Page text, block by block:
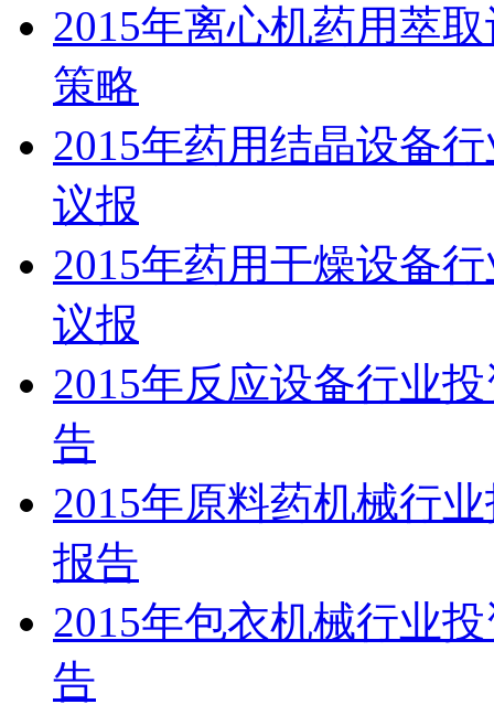
2015年离心机药用萃
策略
2015年药用结晶设备
议报
2015年药用干燥设备
议报
2015年反应设备行业
告
2015年原料药机械行
报告
2015年包衣机械行业
告